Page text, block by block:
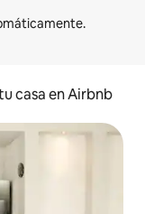
casa en Airbnb